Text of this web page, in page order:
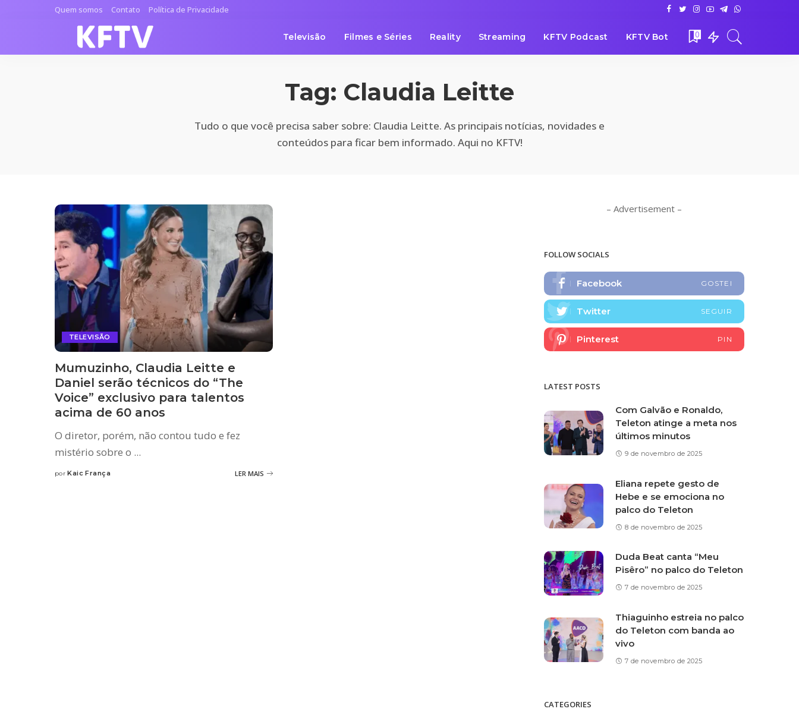
Quem somos Contato Política de Privacidade
Televisão Filmes e Séries Reality Streaming KFTV Podcast KFTV Bot 0
Tag: Claudia Leitte
Tudo o que você precisa saber sobre: Claudia Leitte. As principais notícias, novidades e
conteúdos para ficar bem informado. Aqui no KFTV!
TELEVISÃO
Mumuzinho, Claudia Leitte e
Daniel serão técnicos do “The
Voice” exclusivo para talentos
acima de 60 anos
O diretor, porém, não contou tudo e fez
mistério sobre o ...
Posted
por Kaic França LER MAIS
– Advertisement –
FOLLOW SOCIALS
Facebook GOSTEI
Twitter SEGUIR
Pinterest PIN
LATEST POSTS
Com Galvão e Ronaldo,
Teleton atinge a meta nos
últimos minutos
9 de novembro de 2025
Eliana repete gesto de
Hebe e se emociona no
palco do Teleton
8 de novembro de 2025
Duda Beat canta “Meu
Pisêro” no palco do Teleton
7 de novembro de 2025
Thiaguinho estreia no palco
do Teleton com banda ao
vivo
7 de novembro de 2025
CATEGORIES